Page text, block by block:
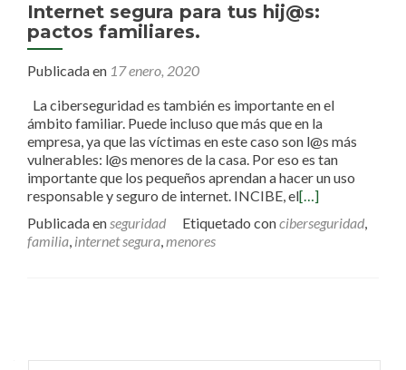
Internet segura para tus hij@s:
pactos familiares.
Publicada en 17 enero, 2020
La ciberseguridad es también es importante en el
ámbito familiar. Puede incluso que más que en la
empresa, ya que las víctimas en este caso son l@s más
vulnerables: l@s menores de la casa. Por eso es tan
importante que los pequeños aprendan a hacer un uso
responsable y seguro de internet. INCIBE, el[…]
Publicada enseguridad Etiquetado conciberseguridad,
familia, internet segura,menores